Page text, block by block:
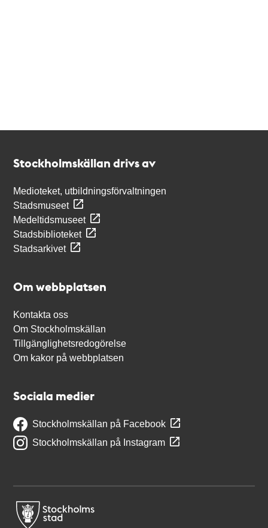
Stockholmskällan drivs av
Medioteket, utbildningsförvaltningen
Stadsmuseet
Medeltidsmuseet
Stadsbiblioteket
Stadsarkivet
Om webbplatsen
Kontakta oss
Om Stockholmskällan
Tillgänglighetsredogörelse
Om kakor på webbplatsen
Sociala medier
Stockholmskällan på Facebook
Stockholmskällan på Instagram